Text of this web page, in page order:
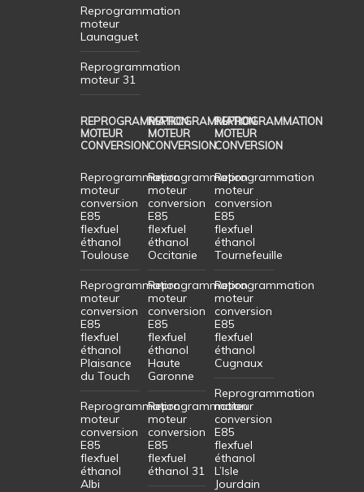
Reprogrammation
moteur
Launaguet
Reprogrammation
moteur 31
REPROGRAMMATION
MOTEUR
CONVERSION
Reprogrammation
moteur
conversion
E85
flexfuel
éthanol
Toulouse
Reprogrammation
moteur
conversion
E85
flexfuel
éthanol
Plaisance
du Touch
Reprogrammation
moteur
conversion
E85
flexfuel
éthanol
Albi
REPROGRAMMATION
MOTEUR
CONVERSION
Reprogrammation
moteur
conversion
E85
flexfuel
éthanol
Occitanie
Reprogrammation
moteur
conversion
E85
flexfuel
éthanol
Haute
Garonne
Reprogrammation
moteur
conversion
E85
flexfuel
éthanol 31
REPROGRAMMATION
MOTEUR
CONVERSION
Reprogrammation
moteur
conversion
E85
flexfuel
éthanol
Tournefeuille
Reprogrammation
moteur
conversion
E85
flexfuel
éthanol
Cugnaux
Reprogrammation
moteur
conversion
E85
flexfuel
éthanol
L’Isle
Jourdain